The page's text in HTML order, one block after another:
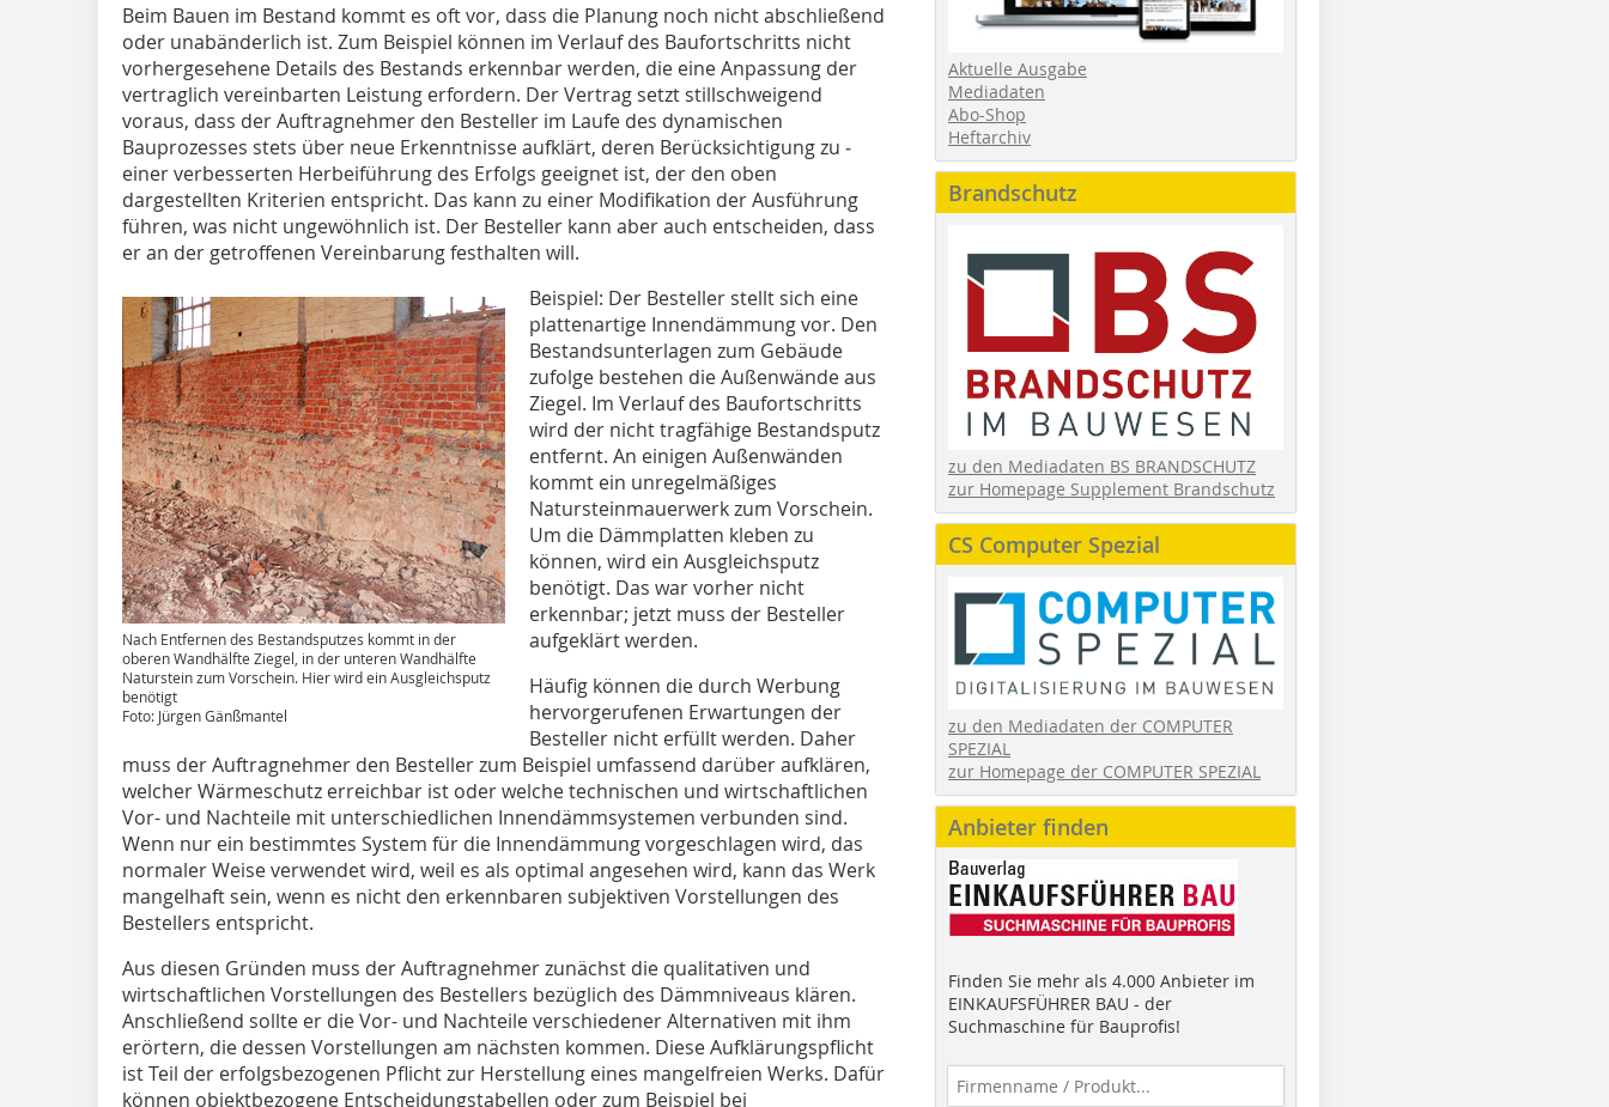
Beim Bauen im Bestand kommt es oft vor, dass die Planung noch nicht abschließend
oder unabänderlich ist. Zum Beispiel können im Verlauf des Baufortschritts nicht
vorhergesehene Details des Bestands erkennbar werden, die eine Anpassung der
vertraglich vereinbarten Leistung erfordern. Der Vertrag setzt stillschweigend
voraus, dass der Auftragnehmer den Besteller im Laufe des dynamischen
Bauprozesses stets über neue Erkenntnisse aufklärt, deren Berücksichtigung zu ­
einer verbesserten Herbeiführung des Erfolgs geeignet ist, der den oben
dargestellten Kriterien entspricht. Das kann zu einer Modifikation der Ausführung
führen, was nicht ungewöhnlich ist. Der Besteller kann aber auch entscheiden, dass
er an der getroffenen Vereinbarung festhalten will.
Nach Entfernen des Bestandsputzes kommt in der
oberen Wandhälfte Ziegel, in der unteren Wandhälfte
Naturstein zum Vorschein. Hier wird ein Ausgleichsputz
benötigt
Foto: Jürgen Gänßmantel
Beispiel: Der Besteller stellt sich eine
plattenartige Innendämmung vor. Den
Bestandsunterlagen zum Gebäude
zufolge bestehen die Außenwände aus
Ziegel. Im Verlauf des Baufortschritts
wird der nicht tragfähige Bestandsputz
entfernt. An einigen Außenwänden
kommt ein unregelmäßiges
Natursteinmauerwerk zum Vorschein.
Um die Dämmplatten kleben zu
können, wird ein Ausgleichsputz
benötigt. Das war vorher nicht
erkennbar; jetzt muss der Besteller
aufgeklärt werden.
Häufig können die durch Werbung
hervorgerufenen Erwartungen der
Besteller nicht erfüllt werden. Daher
muss der Auftragnehmer den Besteller zum Beispiel umfassend darüber aufklären,
welcher Wärmeschutz erreichbar ist oder welche technischen und wirtschaftlichen
Vor- und Nachteile mit unterschiedlichen Innendämmsystemen verbunden sind.
Wenn nur ein bestimmtes System für die Innendämmung vorgeschlagen wird, das
normaler Weise verwendet wird, weil es als optimal angesehen wird, kann das Werk
mangelhaft sein, wenn es nicht den erkennbaren subjektiven Vorstellungen des
Bestellers entspricht.
Aus diesen Gründen muss der Auftragnehmer zunächst die qualitativen und
wirtschaftlichen Vorstellungen des Bestellers bezüglich des Dämmniveaus klären.
Anschließend sollte er die Vor- und Nachteile verschiedener Alternativen mit ihm
erörtern, die ­dessen Vorstellungen am nächsten kommen. Diese Aufklärungspflicht
ist Teil der erfolgsbezogenen Pflicht zur Herstellung eines mangelfreien Werks. Dafür
können objektbezogene Entscheidungstabellen oder zum Beispiel bei
Aktuelle Ausgabe
Mediadaten
Abo-Shop
Heftarchiv
Brandschutz
zu den Mediadaten BS BRANDSCHUTZ
zur Homepage Supplement Brandschutz
CS Computer Spezial
zu den Mediadaten der COMPUTER
SPEZIAL
zur Homepage der COMPUTER SPEZIAL
Anbieter finden
Finden Sie mehr als 4.000 Anbieter im
EINKAUFSFÜHRER BAU - der
Suchmaschine für Bauprofis!